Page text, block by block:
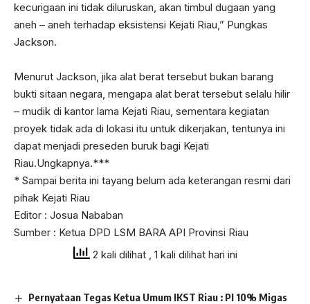
kecurigaan ini tidak diluruskan, akan timbul dugaan yang
aneh – aneh terhadap eksistensi Kejati Riau,” Pungkas
Jackson.
Menurut Jackson, jika alat berat tersebut bukan barang
bukti sitaan negara, mengapa alat berat tersebut selalu hilir
– mudik di kantor lama Kejati Riau, sementara kegiatan
proyek tidak ada di lokasi itu untuk dikerjakan, tentunya ini
dapat menjadi preseden buruk bagi Kejati
Riau.Ungkapnya.***
* Sampai berita ini tayang belum ada keterangan resmi dari
pihak Kejati Riau
Editor : Josua Nababan
Sumber : Ketua DPD LSM BARA API Provinsi Riau
2 kali dilihat
, 1 kali dilihat hari ini
Pernyataan Tegas Ketua Umum IKST Riau : PI 10% Migas